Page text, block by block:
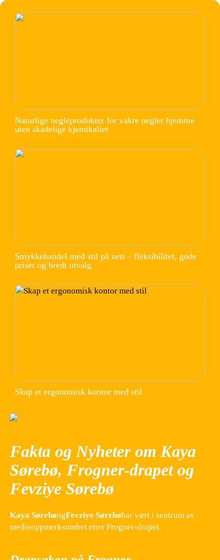
Naturlige negleprodukter for vakre negler hjemme
uten skadelige kjemikalier
Smykkehandel med stil på nett – fleksibilitet, gode
priser og bredt utvalg
Skap et ergonomisk kontor med stil
Fakta og Nyheter om Kaya
Sørebø, Frogner-drapet og
Fevziye Sørebø
Kaya SørebøogFevziye Sørebøhar vært i sentrum av
medieoppmerksomhet etter Frogner-drapet.